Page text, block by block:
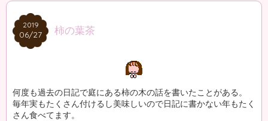
2019
06/27
2019
06/27 柿の葉茶
何度も過去の日記で庭にある柿の木の話を書いたことがある。
毎年実もたくさん付けるし美味しいので日記に書かない年もたく
さん食べてます。